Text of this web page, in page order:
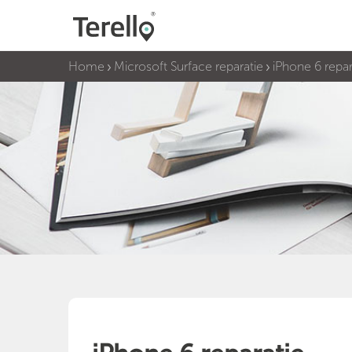
Home Microsoft Surface reparatie iPhone 6